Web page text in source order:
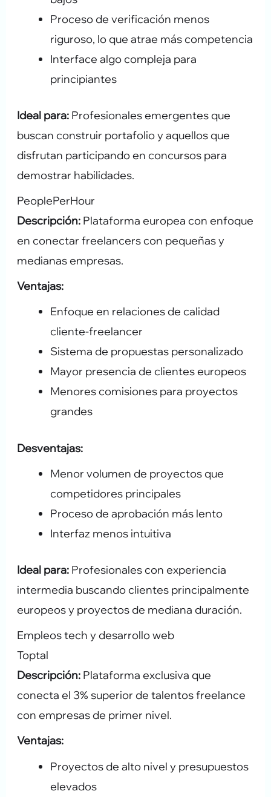
Proceso de verificación menos
riguroso, lo que atrae más competencia
Interface algo compleja para
principiantes
Ideal para: Profesionales emergentes que
buscan construir portafolio y aquellos que
disfrutan participando en concursos para
demostrar habilidades.
PeoplePerHour
Descripción: Plataforma europea con enfoque
en conectar freelancers con pequeñas y
medianas empresas.
Ventajas:
Enfoque en relaciones de calidad
cliente-freelancer
Sistema de propuestas personalizado
Mayor presencia de clientes europeos
Menores comisiones para proyectos
grandes
Desventajas:
Menor volumen de proyectos que
competidores principales
Proceso de aprobación más lento
Interfaz menos intuitiva
Ideal para: Profesionales con experiencia
intermedia buscando clientes principalmente
europeos y proyectos de mediana duración.
Empleos tech y desarrollo web
Toptal
Descripción: Plataforma exclusiva que
conecta el 3% superior de talentos freelance
con empresas de primer nivel.
Ventajas:
Proyectos de alto nivel y presupuestos
elevados